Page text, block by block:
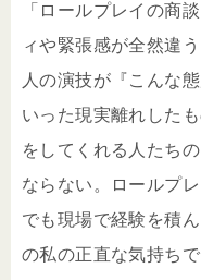
「ロールプレイの商
ィや緊張感が全然違
人の演技が『こんな
いった現実離れした
をしてくれる人たち
ならない。ロールプ
でも現場で経験を積
の私の正直な気持ちで